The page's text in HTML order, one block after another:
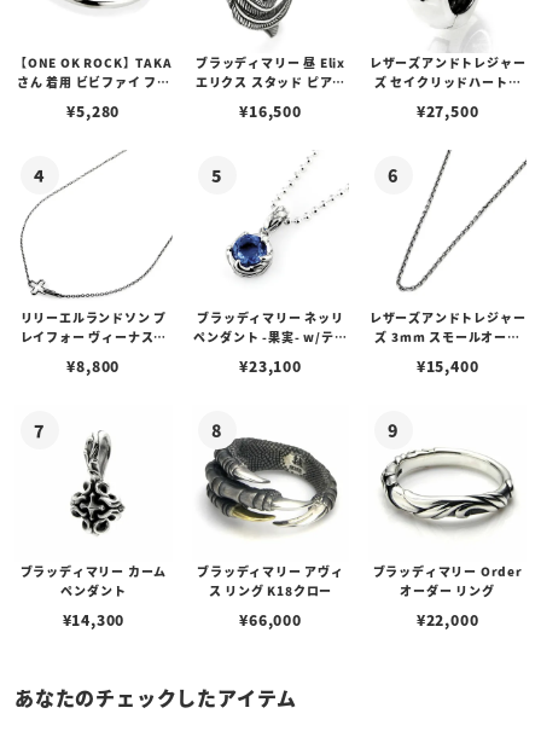
【ONE OK ROCK】TAKA
さん 着用 ビビファイ フー
¥5,280
ブラッディマリー 昼 Elix
エリクス スタッド ピアス
¥16,500
レザーズアンドトレジャー
ズ セイクリッドハートピ
¥27,500
リリーエルランドソン プ
レイフォー ヴィーナスチ
¥8,800
ブラッディマリー ネッリ
ペンダント -果実- w/ティ
¥23,100
レザーズアンドトレジャー
ズ 3mm スモールオーバ
ブスタークラスプ＆LTロ
¥15,400
ブラッディマリー カーム
ペンダント
¥14,300
ブラッディマリー アヴィ
ス リング K18クロー
¥66,000
ブラッディマリー Order
オーダー リング
¥22,000
あなたのチェックしたアイテム